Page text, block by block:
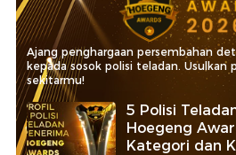
Ajang penghargaan persembahan
kepada sosok polisi teladan. Usulkan
sekitarmu!
5 Polisi
Hoegeng
Kategori dan